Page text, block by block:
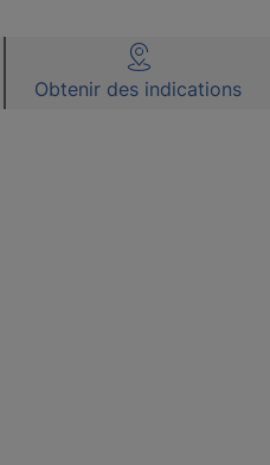
Obtenir des indications